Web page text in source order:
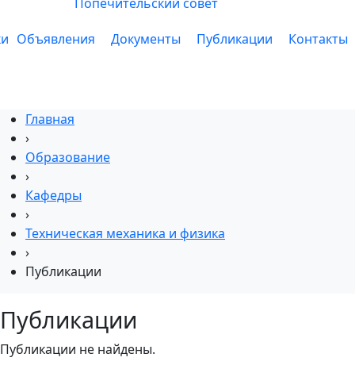
Объявления Документы Публикации Контакты
Главная
›
Образование
›
Кафедры
›
Техническая механика и физика
›
Публикации
Публикации
Публикации не найдены.